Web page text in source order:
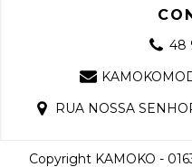
48
RUA NOSSA
Copyright KAMOKO -